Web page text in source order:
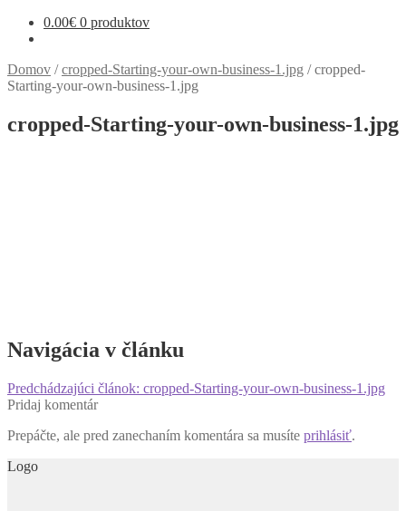
0.00€ 0 produktov
Domov /cropped-Starting-your-own-business-1.jpg /cropped-
Starting-your-own-business-1.jpg
cropped-Starting-your-own-business-1.jpg
Navigácia v článku
Predchádzajúci článok: cropped-Starting-your-own-business-1.jpg
Pridaj komentár
Prepáčte, ale pred zanechaním komentára sa musíte prihlásiť.
Logo